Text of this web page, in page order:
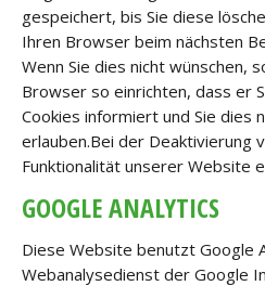
gespeichert, bis Sie diese
Ihren Browser beim nächsten
Wenn Sie dies nicht wünschen,
Browser so einrichten, dass er
Cookies informiert und Sie dies
erlauben.Bei der Deaktivierung
Funktionalität unserer Website
GOOGLE ANALYTICS
Diese Website benutzt Google
Webanalysedienst der Google